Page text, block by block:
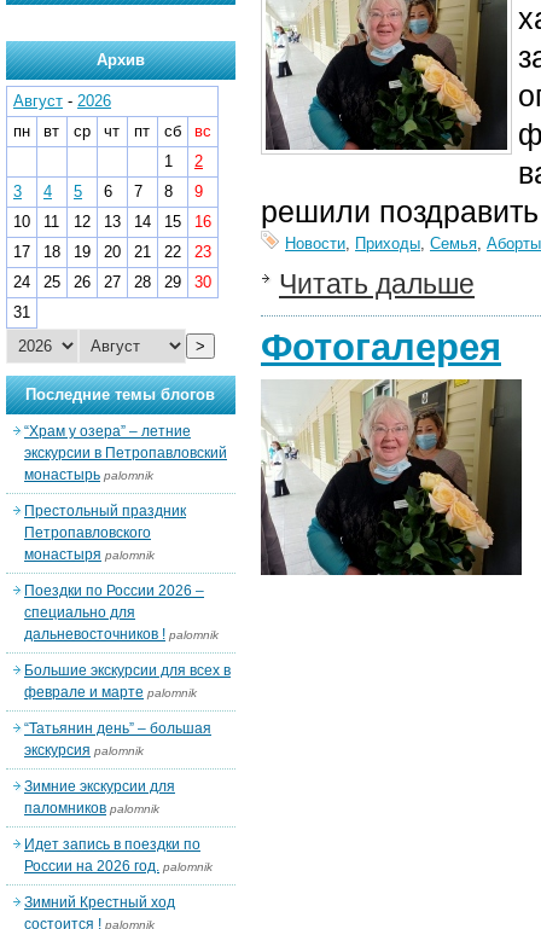
решили
Новости, Приходы, Семья,
Читать дальше
Фотогалерея
Архив
Август - 2026
пн
вт ср чт пт сб
вс
1
2
3
4 5 6 7 8
9
10
11 12 13 14 15
16
17
18 19 20 21 22
23
24
25 26 27 28 29
30
31
>
Последние темы блогов
“Храм у озера” – летние
экскурсии в Петропавловский
монастырь palomnik
Престольный праздник
Петропавловского
монастыря palomnik
Поездки по России 2026 –
специально для
дальневосточников ! palomnik
Большие экскурсии для всех в
феврале и марте palomnik
“Татьянин день” – большая
экскурсия palomnik
Зимние экскурсии для
паломников palomnik
Идет запись в поездки по
России на 2026 год. palomnik
Зимний Крестный ход
состоится ! palomnik